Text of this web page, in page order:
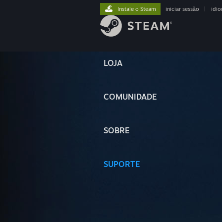
LOJA
COMUNIDADE
SOBRE
SUPORTE
Instale o Steam iniciar sessão